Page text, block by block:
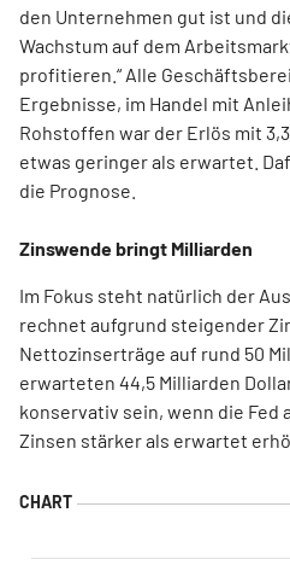
den Unternehmen gut ist und
Wachstum auf dem
profitieren.“ Alle
Ergebnisse, im Handel mit
Rohstoffen war der Erlös mit
etwas geringer als erwartet.
die Prognose.
Zinswende bringt Milliarden
Im Fokus steht natürlich der
rechnet aufgrund steigender
Nettozinserträge auf rund 50
erwarteten 44,5 Milliarden
konservativ sein, wenn die Fed
Zinsen stärker als erwartet